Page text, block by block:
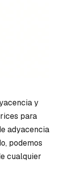
y
para
adyacencia
podemos
cualquier